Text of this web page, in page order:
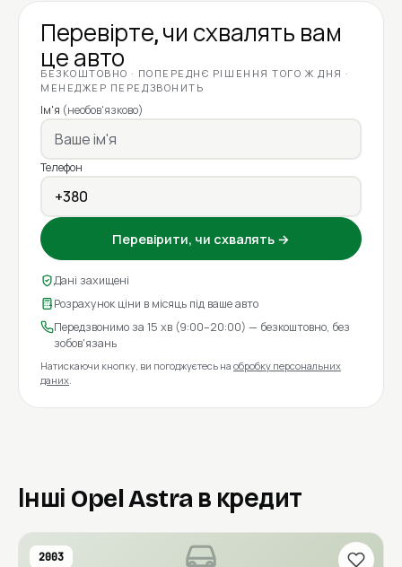
Перевірте, чи схвалять вам
це авто
БЕЗКОШТОВНО · ПОПЕРЕДНЄ РІШЕННЯ ТОГО Ж ДНЯ ·
МЕНЕДЖЕР ПЕРЕДЗВОНИТЬ
Ім'я (необов'язково)
Телефон
Перевірити, чи схвалять →
Дані захищені
Розрахунок ціни в місяць під ваше авто
Передзвонимо за 15 хв (9:00–20:00) — безкоштовно, без
зобов'язань
Натискаючи кнопку, ви погоджуєтесь на обробку персональних
даних.
Інші Opel Astra в кредит
2003